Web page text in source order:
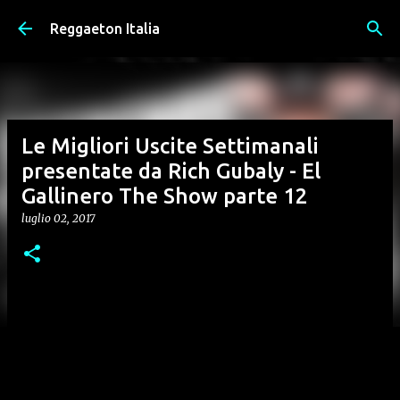
Passa ai contenuti principali
Reggaeton Italia
Le Migliori Uscite Settimanali
presentate da Rich Gubaly - El
Gallinero The Show parte 12
luglio 02, 2017